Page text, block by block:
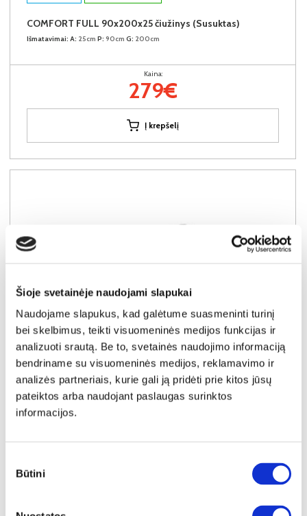
Šioje svetainėje naudojami slapukai
Naudojame slapukus, kad galėtume suasmeninti turinį
bei skelbimus, teikti visuomeninės medijos funkcijas ir
analizuoti srautą. Be to, svetainės naudojimo informaciją
bendriname su visuomeninės medijos, reklamavimo ir
analizės partneriais, kurie gali ją pridėti prie kitos jūsų
pateiktos arba naudojant paslaugas surinktos
informacijos.
pasirinkimas
Būtini
COMFORT FULL 90x200x25 čiužinys (Susuktas)
Išmatavimai: A: 25cm P: 90cm G: 200cm
Kaina:
279€
Į krepšelį
NAUJIENA YRA SANDĖLYJE
COMFORT FULL 120x200x25 čiužinys (Susuktas)